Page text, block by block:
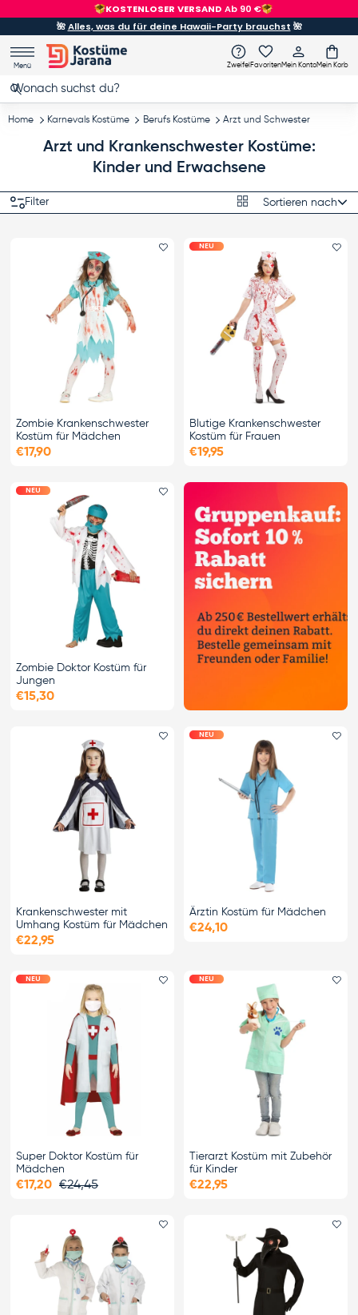
Direkt zum Inhalt
KOSTENLOSER VERSAND Ab 90 €
🌺Alles, was du für deine Hawaii-Party brauchst 🌺
Menü
Suchen
Suchen
Zweifel FavoritenMein KontoMein Korb
Home Karnevals Kostüme Berufs Kostüme Arzt und Schwester
Arzt und Krankenschwester Kostüme:
Kinder und Erwachsene
Filter Produktraster
Sortieren nach
Sortieren nach
Favorit hinzufügen
Zombie Krankenschwester
Kostüm für Mädchen
€17,90
NEU
Blutige Krankenschwester
Kostüm für Frauen
€19,95
NEU
Zombie Doktor Kostüm für
Jungen
€15,30
Favorit hinzufügen
Krankenschwester mit
Umhang Kostüm für Mädchen
€22,95
NEU
Ärztin Kostüm für Mädchen
€24,10
NEU Favorit hinzufügen
Super Doktor Kostüm für
Mädchen
€17,20 €24,45
NEU
Tierarzt Kostüm mit Zubehör
für Kinder
€22,95
Favorit hinzufügen